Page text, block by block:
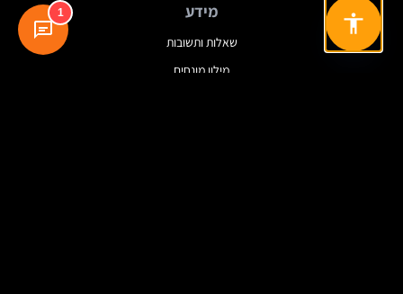
מידע
שאלות ותשובות
מילון מונחים
1